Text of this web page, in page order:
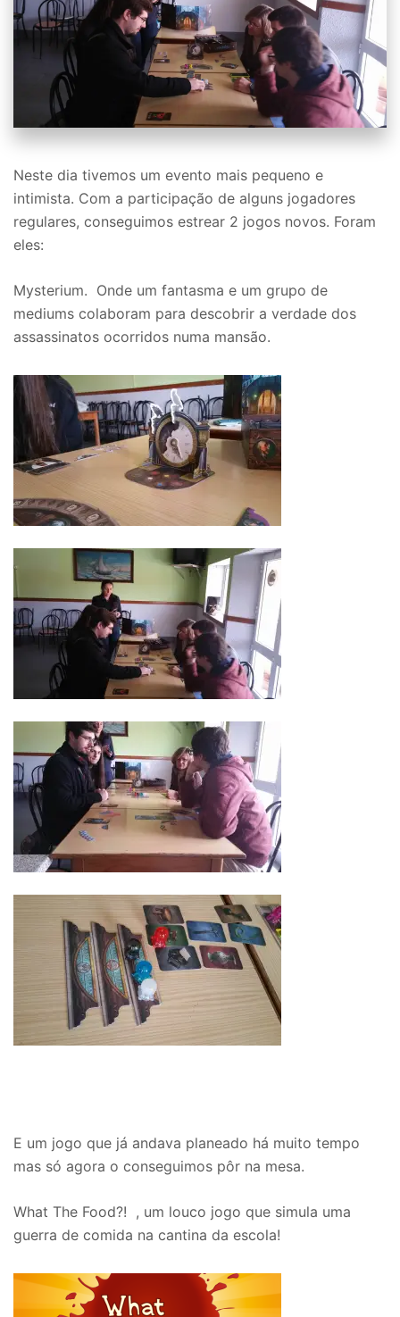
Neste dia tivemos um evento mais pequeno e
intimista. Com a participação de alguns jogadores
regulares, conseguimos estrear 2 jogos novos. Foram
eles:
Mysterium. Onde um fantasma e um grupo de
mediums colaboram para descobrir a verdade dos
assassinatos ocorridos numa mansão.
E um jogo que já andava planeado há muito tempo
mas só agora o conseguimos pôr na mesa.
What The Food?! , um louco jogo que simula uma
guerra de comida na cantina da escola!